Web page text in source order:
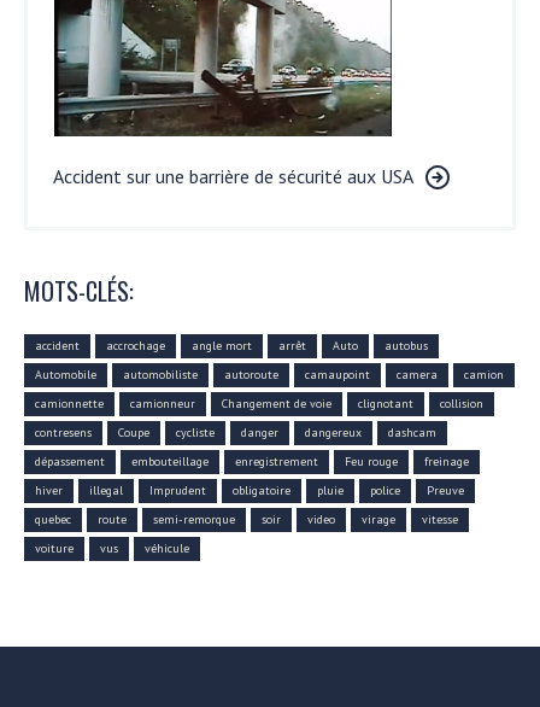
Accident sur une barrière de sécurité aux USA
MOTS-CLÉS:
accident accrochage angle mort arrêt Auto
autobus
Automobile
automobiliste autoroute camaupoint camera
camion
camionnette
camionneur Changement de voie clignotant
collision
contresens
Coupe cycliste danger dangereux
dashcam
dépassement
embouteillage enregistrement Feu rouge
freinage
hiver
illegal Imprudent obligatoire pluie police
Preuve
quebec
route semi-remorque soir video virage
vitesse
voiture
vus véhicule